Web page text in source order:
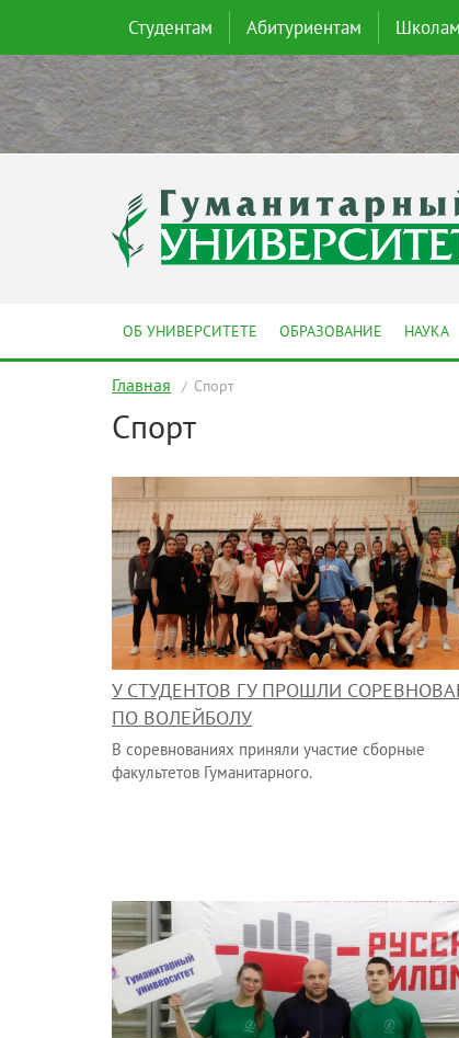
Студентам Абитуриентам Школам
ОБ УНИВЕРСИТЕТЕ ОБРАЗОВАНИЕ НАУКА
Главная Спорт
Спорт
У СТУДЕНТОВ ГУ ПРОШЛИ
ПО ВОЛЕЙБОЛУ
В соревнованиях приняли участие сборные
факультетов Гуманитарного.